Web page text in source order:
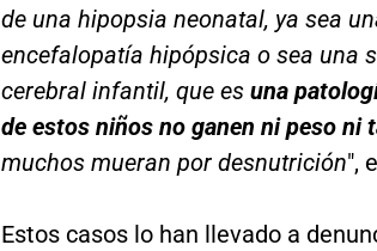
de una hipopsia neonatal, ya sea
encefalopatía hipópsica o sea una
cerebral infantil, que es una
de estos niños no ganen ni peso ni
muchos mueran por desnutrición",
Estos casos lo han llevado a